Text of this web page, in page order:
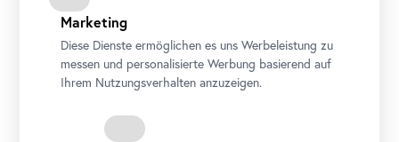
Öffnungszeiten
Montag bis Sonntag
Adresse
Marketing
Diese Dienste ermöglichen es uns Werbeleistung zu
messen und personalisierte Werbung basierend auf
Ihrem Nutzungsverhalten anzuzeigen.